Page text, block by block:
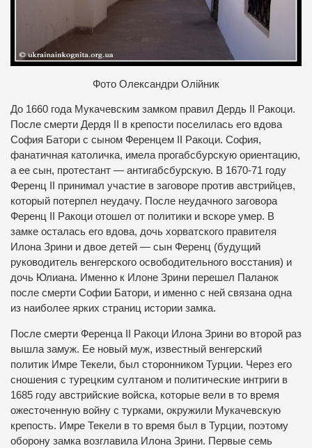
Фото Олександри Олійник
До 1660 года Мукачевским замком правил Дердь ІІ Ракоци.
После смерти Дердя ІІ в крепости поселилась его вдова
София Батори с сыном Ференцем ІІ Ракоци. София,
фанатичная католичка, имела прогабсбурскую ориентацию,
а ее сын, протестант — антигабсбурскую. В 1670-71 году
Ференц ІІ принимал участие в заговоре против австрийцев,
который потерпел неудачу. После неудачного заговора
Ференц ІІ Ракоци отошел от политики и вскоре умер. В
замке осталась его вдова, дочь хорватского правителя
Илона Зрини и двое детей — сын Ференц (будущий
руководитель венгерского освободительного восстания) и
дочь Юлиана. Именно к Илоне Зрини перешел Паланок
после смерти Софии Батори, и именно с ней связана одна
из наиболее ярких страниц истории замка.
После смерти Ференца ІІ Ракоци Илона Зрини во второй раз
вышла замуж. Ее новый муж, известный венгерский
политик Имре Текели, был сторонником Турции. Через его
сношения с турецким султаном и политические интриги в
1685 году австрийские войска, которые вели в то время
ожесточенную войну с турками, окружили Мукачевскую
крепость. Имре Текели в то время был в Турции, поэтому
оборону замка возглавила Илона Зрини. Первые семь